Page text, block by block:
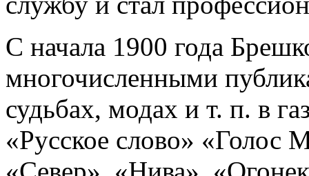
С начала 1900 года
многочисленными
судьбах, модах и т. п. в
«Русское слово» «Голос